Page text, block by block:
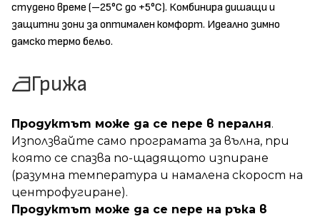
студено време (–25°C до +5°C). Комбинира дишащи и
защитни зони за оптимален комфорт. Идеално зимно
дамско термо бельо.
Грижа
Продуктът може да се пере в пералня.
Използвайте само програмата за вълна, при
която се спазва по-щадящото изпиране
(разумна температура и намалена скорост на
центрофугиране).
Продуктът може да се пере на ръка в